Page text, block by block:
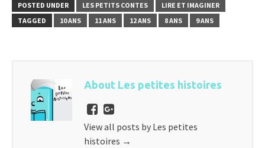
POSTED UNDER LES PETITS CONTES
LIRE ET IMAGINER
TAGGED
10 ANS 11 ANS 12 ANS 8 ANS 9 ANS
About Les petites histoires
View all posts by Les petites
histoires →